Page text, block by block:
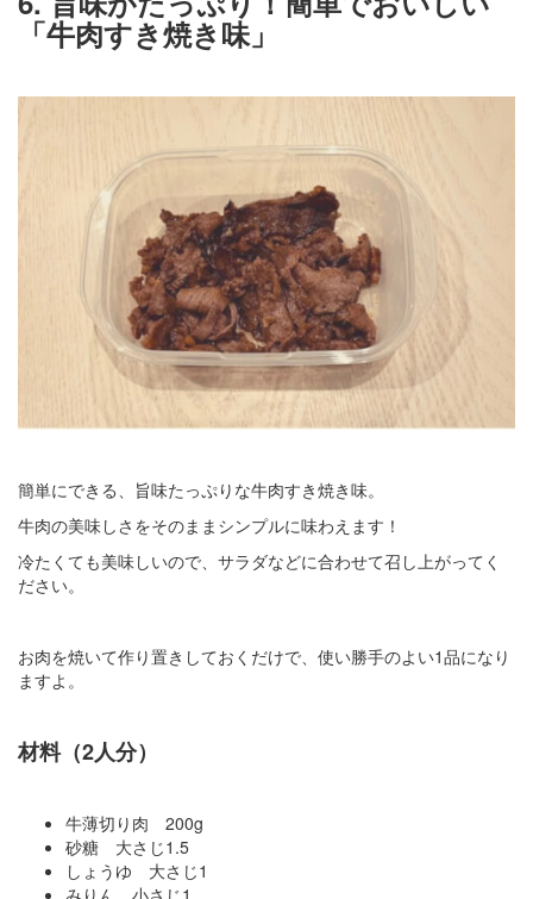
「牛肉すき焼き味」
簡単にできる、旨味たっぷりな牛肉すき焼き味。
牛肉の美味しさをそのままシンプルに味わえます！
冷たくても美味しいので、サラダなどに合わせて召し上がってく
ださい。
お肉を焼いて作り置きしておくだけで、使い勝手のよい1品になり
ますよ。
材料（2人分）
牛薄切り肉 200g
砂糖 大さじ1.5
しょうゆ 大さじ1